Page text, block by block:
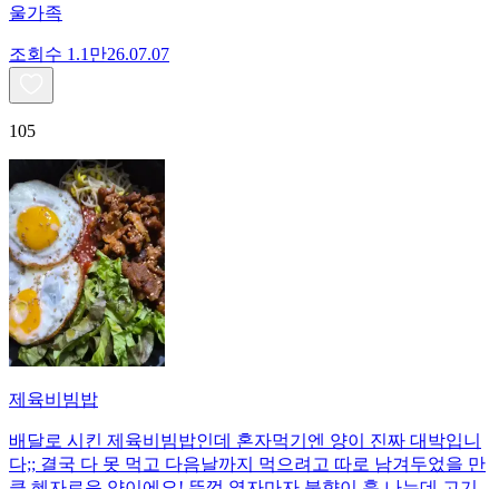
울가족
조회수 1.1만26.07.07
105
제육비빔밥
배달로 시킨 제육비빔밥인데 혼자먹기엔 양이 진짜 대박입니
다;; 결국 다 못 먹고 다음날까지 먹으려고 따로 남겨두었을 만